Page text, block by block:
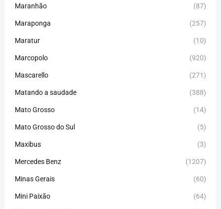
Maranhão (87)
Maraponga (257)
Maratur (10)
Marcopolo (920)
Mascarello (271)
Matando a saudade (388)
Mato Grosso (14)
Mato Grosso do Sul (5)
Maxibus (3)
Mercedes Benz (1207)
Minas Gerais (60)
Mini Paixão (64)